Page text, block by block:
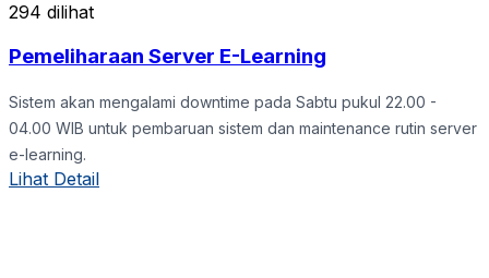
294 dilihat
Pemeliharaan Server E-Learning
Sistem akan mengalami downtime pada Sabtu pukul 22.00 -
04.00 WIB untuk pembaruan sistem dan maintenance rutin server
e-learning.
Lihat Detail